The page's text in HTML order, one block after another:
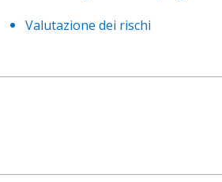
Valutazione dei rischi